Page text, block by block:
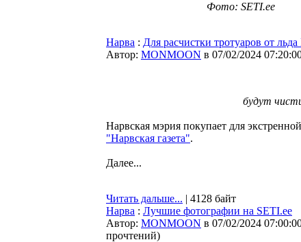
Фото: SETI.ee
Нарва : Для расчистки тротуаров от
Автор: MONMOON в 07/02/2024
будут
Нарвская мэрия покупает для
"Нарвская газета".
Далее...
Читать дальше... | 4128 байт
Нарва : Лучшие фотографии на SETI.ee
Автор: MONMOON в 07/02/2024
прочтений)